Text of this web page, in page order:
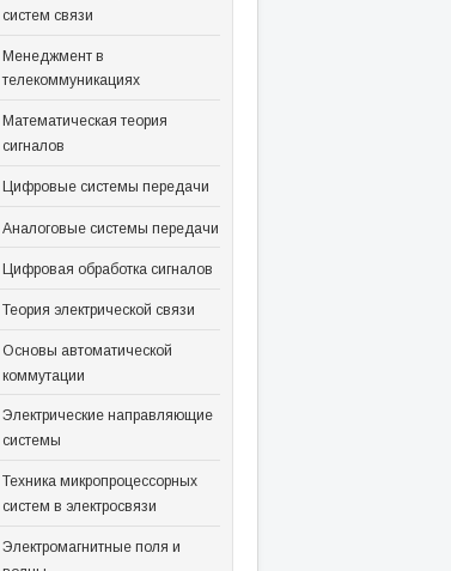
систем связи
Менеджмент в
телекоммуникациях
Математическая теория
сигналов
Цифровые системы передачи
Аналоговые системы передачи
Цифровая обработка сигналов
Теория электрической связи
Основы автоматической
коммутации
Электрические направляющие
системы
Техника микропроцессорных
систем в электросвязи
Электромагнитные поля и